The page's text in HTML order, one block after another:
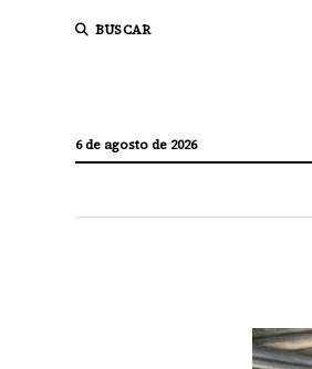
BUSCAR
6 de agosto de 2026